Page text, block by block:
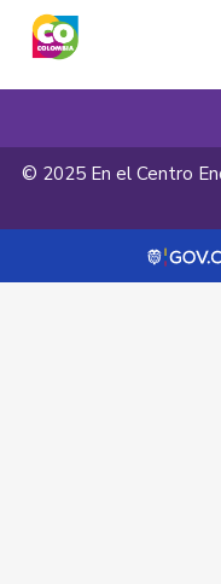
© 2025 En el Centro